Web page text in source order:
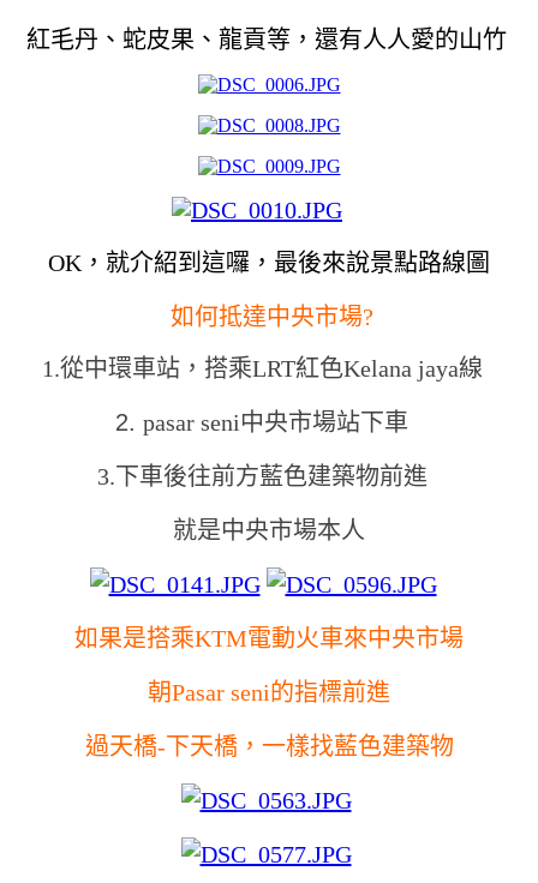
紅毛丹、蛇皮果、龍貢等，還有人人愛的山竹
OK，就介紹到這囉，最後來說景點路線圖
如何抵達中央市場?
1.從中環車站，搭乘LRT紅色Kelana jaya線
2. pasar seni中央市場站下車
3.下車後往前方藍色建築物前進
就是中央市場本人
如果是搭乘KTM電動火車來中央市場
朝Pasar seni的指標前進
過天橋-下天橋，一樣找藍色建築物